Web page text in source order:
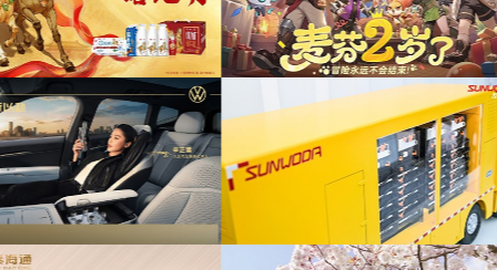
提供音
为东航X千问联名合作发布项目提供音乐版权
为ABB FE同济大
宣传项
为《出发吧麦芬》2周年活动提供音乐版权
为2026天猫沙发
目提